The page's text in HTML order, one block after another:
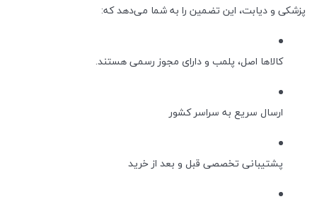
پزشکی و دیابت، این تضمین را به شما می‌دهد که:
کالاها اصل، پلمب و دارای مجوز رسمی هستند.
ارسال سریع به سراسر کشور
پشتیبانی تخصصی قبل و بعد از خرید